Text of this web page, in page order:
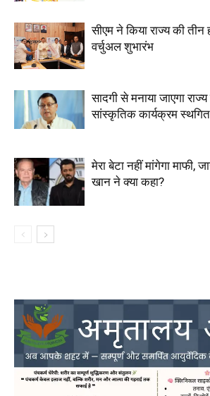
सीएम ने किया राज्य की
वर्चुअल शुभारंभ
सादगी से मनाया जाएगा
सांस्कृतिक कार्यक्रम स्थगित
मेरा बेटा नहीं मांगेगा माफी,
खान ने क्या कहा?